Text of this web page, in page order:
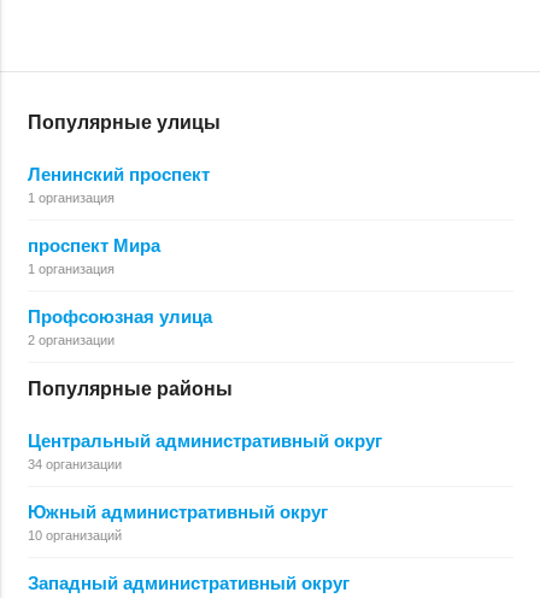
Популярные улицы
Ленинский проспект
1 организация
проспект Мира
1 организация
Профсоюзная улица
2 организации
Популярные районы
Центральный административный округ
34 организации
Южный административный округ
10 организаций
Западный административный округ